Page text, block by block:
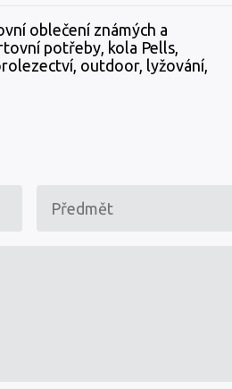
oblečení známých a
potřeby, kola Pells,
outdoor, lyžování,